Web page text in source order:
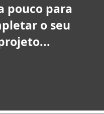
pouco para
o seu